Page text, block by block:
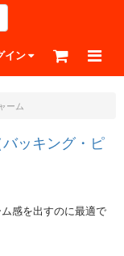
イン
ーム
ッキング・ピ
感を出すのに最適で